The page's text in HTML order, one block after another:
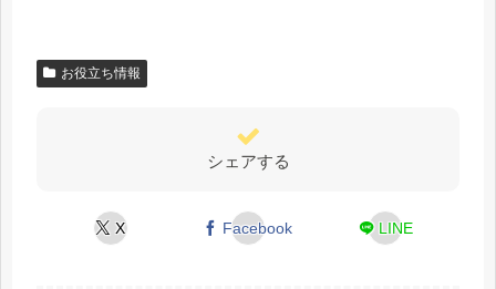
お役立ち情報
シェアする
X Facebook LINE